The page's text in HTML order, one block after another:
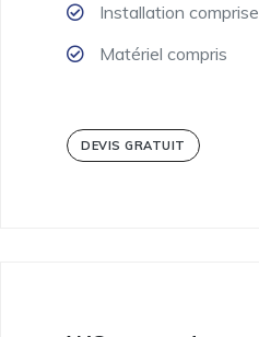
Installation comprise
Matériel compris
DEVIS GRATUIT